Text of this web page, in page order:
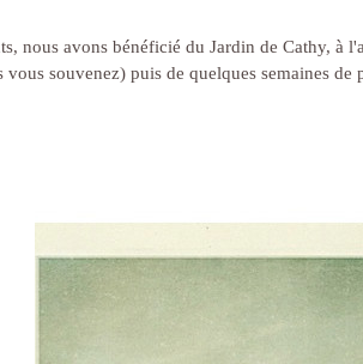
nous avons bénéficié du Jardin de Cathy, à
souvenez) puis de quelques semaines de